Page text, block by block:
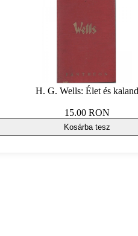
H. G. Wells: Élet és kaland
15.00 RON
Kosárba tesz